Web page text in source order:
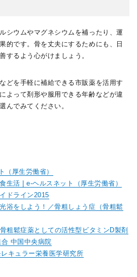
シウムやマグネシウムを補ったり、運
的です。骨を丈夫にするためにも、日
するよう心がけましょう。
どを手軽に補給できる市販薬を活用す
よって剤形や服用できる年齢などが違
んでみてください。
（厚生労働省）
生活 | e-ヘルスネット（厚生労働省）
ドライン2015
浴をしよう！／骨粗しょう症（骨粗鬆
粗鬆症薬としての活性型ビタミンD製剤
中国中央病院
キュラー栄養医学研究所